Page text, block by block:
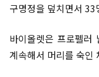
구명정을 덮치면서
바이올렛은 프로펠러
계속해서 머리를 숙인